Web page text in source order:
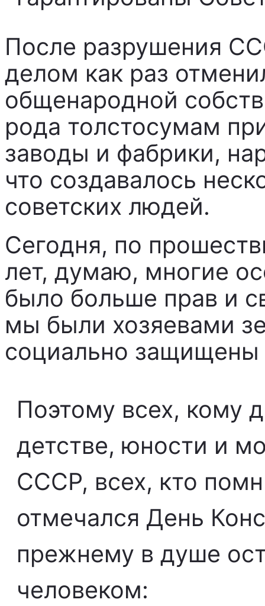
После разрушения
делом как раз
общенародной
рода толстосумам
заводы и фабрики,
что создавалось
советских людей.
Сегодня, по
лет, думаю, многие
было больше прав и
мы были хозяевами
социально защищены
Поэтому всех, кому
детстве, юности и
СССР, всех, кто
отмечался День
прежнему в душе
человеком: